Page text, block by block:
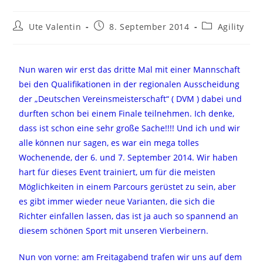
Ute Valentin 8. September 2014 Agility
Nun waren wir erst das dritte Mal mit einer Mannschaft
bei den Qualifikationen in der regionalen Ausscheidung
der „Deutschen Vereinsmeisterschaft“ ( DVM ) dabei und
durften schon bei einem Finale teilnehmen. Ich denke,
dass ist schon eine sehr große Sache!!!! Und ich und wir
alle können nur sagen, es war ein mega tolles
Wochenende, der 6. und 7. September 2014. Wir haben
hart für dieses Event trainiert, um für die meisten
Möglichkeiten in einem Parcours gerüstet zu sein, aber
es gibt immer wieder neue Varianten, die sich die
Richter einfallen lassen, das ist ja auch so spannend an
diesem schönen Sport mit unseren Vierbeinern.
Nun von vorne: am Freitagabend trafen wir uns auf dem